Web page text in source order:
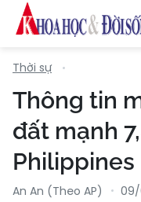
Thời sự
Thông tin
đất mạnh
Philippines
An An (Theo AP)